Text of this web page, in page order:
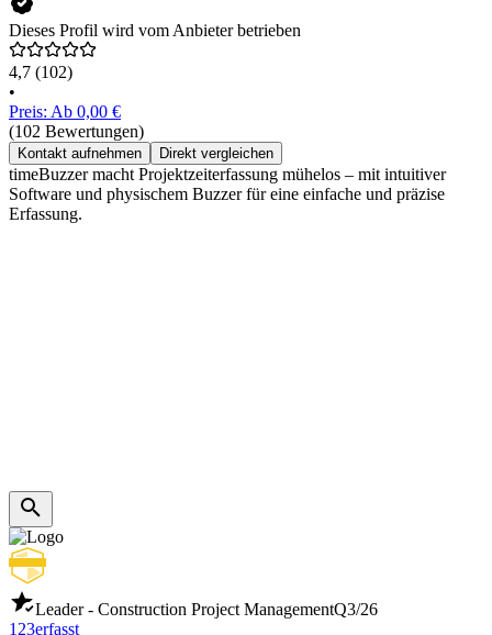
Dieses Profil wird vom Anbieter betrieben
4,7 (102)
•
Preis: Ab 0,00 €
(102 Bewertungen)
Kontakt aufnehmen Direkt vergleichen
timeBuzzer macht Projektzeiterfassung mühelos – mit intuitiver
Software und physischem Buzzer für eine einfache und präzise
Erfassung.
Leader - Construction Project ManagementQ3/26
123erfasst